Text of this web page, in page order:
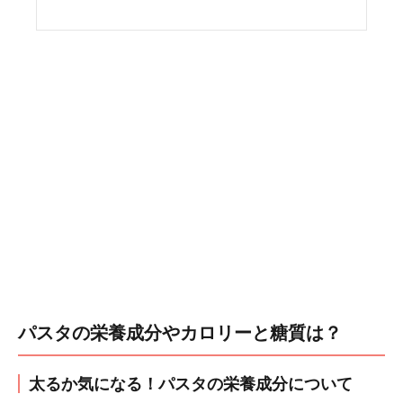
パスタの栄養成分やカロリーと糖質は？
太るか気になる！パスタの栄養成分について